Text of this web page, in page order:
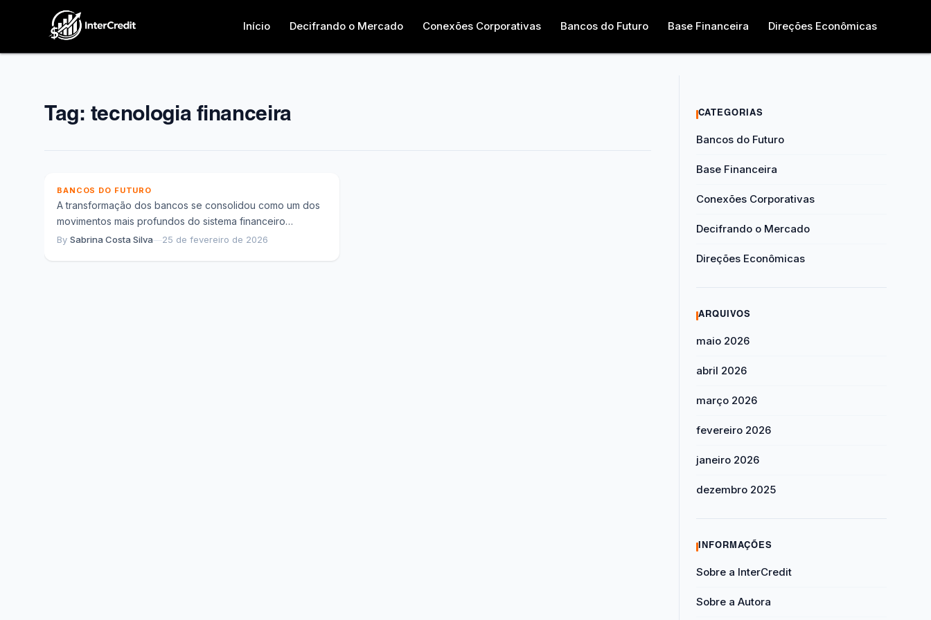
Início Decifrando o Mercado Conexões Corporativas Bancos do Futuro Base Financeira Direções Econômicas
Tag: tecnologia financeira
BANCOS DO FUTURO
A transformação dos bancos se consolidou como um dos
movimentos mais profundos do sistema financeiro
contemporâneo. Diferentemente de mudanças pontuais
By Sabrina Costa Silva—25 de fevereiro de 2026
CATEGORIAS
Bancos do Futuro
Base Financeira
Conexões Corporativas
Decifrando o Mercado
Direções Econômicas
ARQUIVOS
maio 2026
abril 2026
março 2026
fevereiro 2026
janeiro 2026
dezembro 2025
INFORMAÇÕES
Sobre a InterCredit
Sobre a Autora